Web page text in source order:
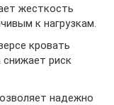
жесткость
к нагрузкам.
кровать
риск
надежно